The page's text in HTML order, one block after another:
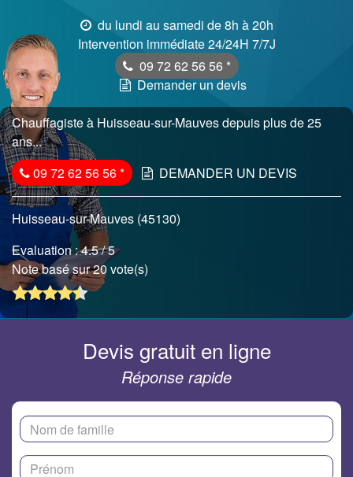
du lundi au samedi de 8h à 20h
Intervention immédiate 24/24H 7/7J
09 72 62 56 56 *
Demander un devis
Chauffagiste à Huisseau-sur-Mauves depuis plus de 25
ans...
09 72 62 56 56* DEMANDER UN DEVIS
Huisseau-sur-Mauves (45130)
Evaluation :4.5/ 5
Note basé sur 20 vote(s)
Devis gratuit en ligne
Réponse rapide